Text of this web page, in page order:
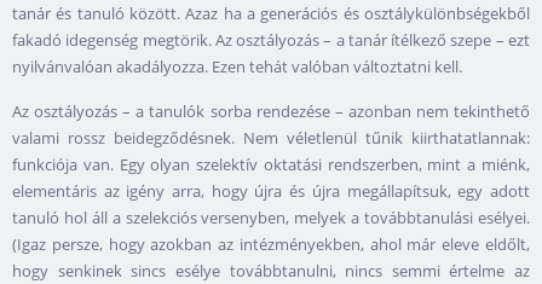
tanár és tanuló között. Azaz ha a generációs és osztálykülönbségekből
fakadó idegenség megtörik. Az osztályozás – a tanár ítélkező szepe – ezt
nyilvánvalóan akadályozza. Ezen tehát valóban változtatni kell.
Az osztályozás – a tanulók sorba rendezése – azonban nem tekinthető
valami rossz beidegződésnek. Nem véletlenül tűnik kiirthatatlannak:
funkciója van. Egy olyan szelektív oktatási rendszerben, mint a miénk,
elementáris az igény arra, hogy újra és újra megállapítsuk, egy adott
tanuló hol áll a szelekciós versenyben, melyek a továbbtanulási esélyei.
(Igaz persze, hogy azokban az intézményekben, ahol már eleve eldőlt,
hogy senkinek sincs esélye továbbtanulni, nincs semmi értelme az